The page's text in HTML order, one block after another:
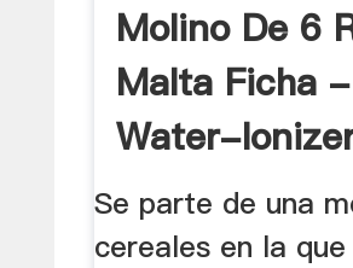
Molino De 6
Malta Ficha -
Water-
Se parte de una
cereales en la